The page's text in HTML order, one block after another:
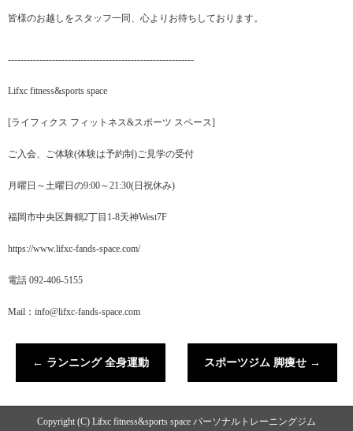
皆様のお越しをスタッフ一同、心よりお待ちしております。
-----------------------------------------------------------
Lifxc fitness&sports space
[ライフィクス フィットネス&スポーツ スペース]
ご入会、ご体験(体験は予約制)ご見学の受付
月曜日～土曜日の9:00～21:30(日祝休み)
福岡市中央区舞鶴2丁目1-8天神West7F
https://www.lifxc-fands-space.com/
電話 092-406-5155
Mail：info@lifxc-fands-space.com
← ランニング 全身運動 スポーツジム 脚痩せ →
Copyright (C) Lifxc fitness&sports space パーソナルトレーニングジム